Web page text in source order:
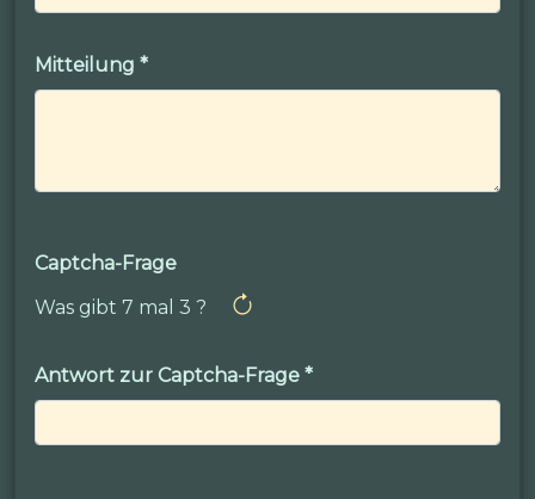
Mitteilung *
Captcha-Frage
Was gibt 7 mal 3 ?
Antwort zur Captcha-Frage *